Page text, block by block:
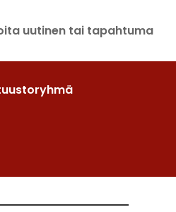
uutinen tai tapahtuma